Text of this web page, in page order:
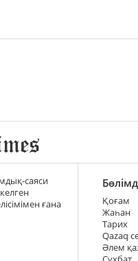
саяси
ғана
Қоғам
Жаһан
Тарих
Qazaq
Әлем